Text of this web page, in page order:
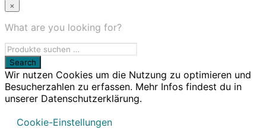
×
What are you looking for?
Wir nutzen Cookies um die Nutzung zu optimieren und
Besucherzahlen zu erfassen. Mehr Infos findest du in
unserer Datenschutzerklärung.
Cookie-Einstellungen